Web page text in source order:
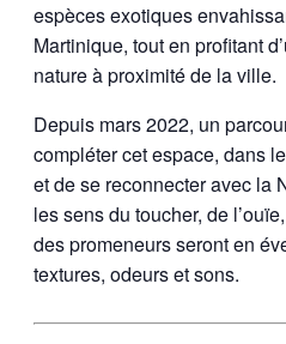
espèces exotiques
Martinique, tout en profitant
nature à proximité de la ville.
Depuis mars 2022, un
compléter cet espace, dans
et de se reconnecter avec la
les sens du toucher, de
des promeneurs seront en
textures, odeurs et sons.